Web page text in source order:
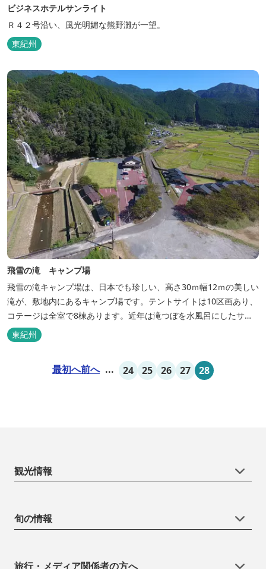
ビジネスホテルサンライト
Ｒ４２号沿い、風光明媚な熊野灘が一望。
東紀州
飛雪の滝 キャンプ場
飛雪の滝キャンプ場は、日本でも珍しい、高さ30ｍ幅12ｍの美しい
滝が、敷地内にあるキャンプ場です。テントサイトは10区画あり、
コテージは全室で8棟あります。近年は滝つぼを水風呂にしたサウ
ナが人気です。
東紀州
最初へ前へ ... 24 25 26 27 28
観光情報
旬の情報
旅行・メディア関係者の方へ